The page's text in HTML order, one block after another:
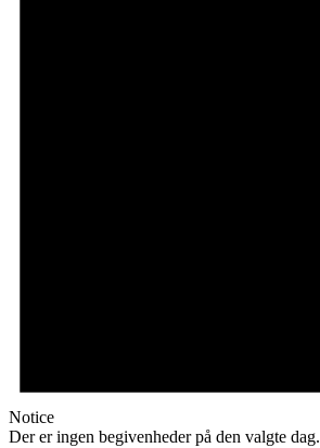
Notice
Der er ingen begivenheder på den valgte dag.